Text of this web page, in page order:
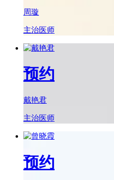
周璇
主治医师
预约
戴艳君
主治医师
预约